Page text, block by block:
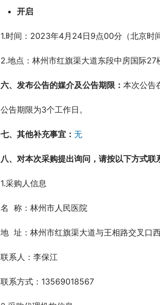
开启
1.时间：2023年4月24日9点00分（北京时
2.地点：林州市红旗渠大道东段中房国际27
六、发布公告的媒介及公告期限： 本次公告
公告期限为3个工作日。
七、其他补充事宜： 无
八、对本次采购提出询问，请按以下方式联
1.采购人信息
名  称：林州市人民医院
地  址：林州市红旗渠大道与王相路交叉口
联系人：李保江
联系方式：13569018567